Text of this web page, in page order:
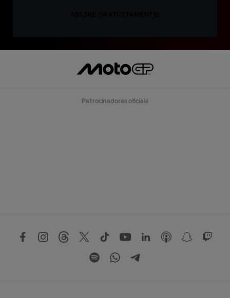
Patrocinadores oficiais